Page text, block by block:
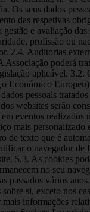
Os seus dados
das respetivas
e avaliação
profissão ou
2.4. Auditorias
Associação poderá
aplicável.
Económico
pessoais
websites serão
eventos
mais
texto que é
o navegador
5.3. As cookies
no seu
passados vários
si, exceto nos
mais informações